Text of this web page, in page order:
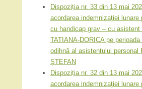
Dispoziția nr. 33 din 13 mai
acordarea indemnizaţiei lunare
cu handicap grav – cu asistent
TATIANA-DORICA pe
odihnă al asistentului personal
ȘTEFAN
Dispoziția nr. 32 din 13 mai
acordarea indemnizaţiei lunare